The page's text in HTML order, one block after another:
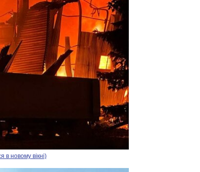
в новому вікні)